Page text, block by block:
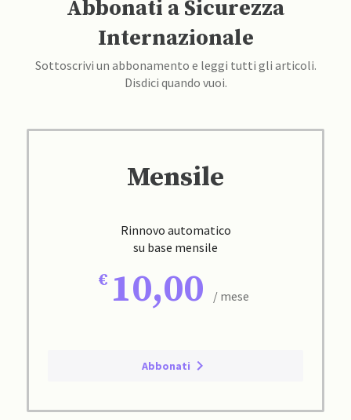
Abbonati a Sicurezza
Internazionale
Sottoscrivi un abbonamento e leggi tutti gli articoli.
Disdici quando vuoi.
Mensile
Rinnovo automatico
su base mensile
10,00 / mese
Abbonati